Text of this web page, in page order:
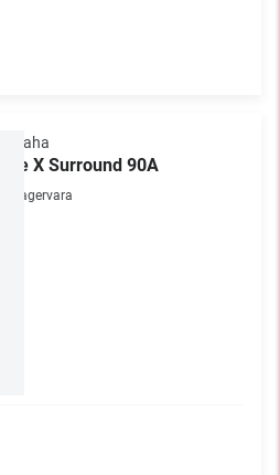
Yamaha
True X Surround 90A
Lagervara